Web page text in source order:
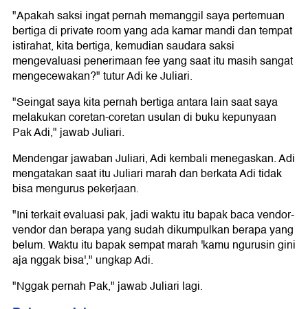
"Apakah saksi ingat pernah memanggil saya pertemuan
bertiga di private room yang ada kamar mandi dan tempat
istirahat, kita bertiga, kemudian saudara saksi
mengevaluasi penerimaan fee yang saat itu masih sangat
mengecewakan?" tutur Adi ke Juliari.
"Seingat saya kita pernah bertiga antara lain saat saya
melakukan coretan-coretan usulan di buku kepunyaan
Pak Adi," jawab Juliari.
Mendengar jawaban Juliari, Adi kembali menegaskan. Adi
mengatakan saat itu Juliari marah dan berkata Adi tidak
bisa mengurus pekerjaan.
"Ini terkait evaluasi pak, jadi waktu itu bapak baca vendor-
vendor dan berapa yang sudah dikumpulkan berapa yang
belum. Waktu itu bapak sempat marah 'kamu ngurusin gini
aja nggak bisa'," ungkap Adi.
"Nggak pernah Pak," jawab Juliari lagi.